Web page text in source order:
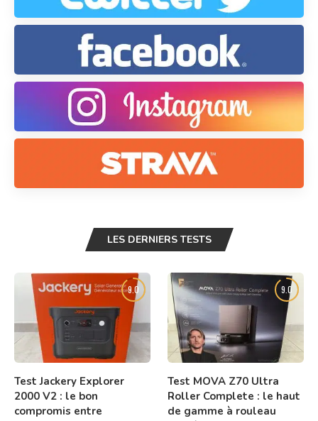
LES DERNIERS TESTS
9.0
Test Jackery Explorer
2000 V2 : le bon
compromis entre
9.0
Test MOVA Z70 Ultra
Roller Complete : le haut
de gamme à rouleau